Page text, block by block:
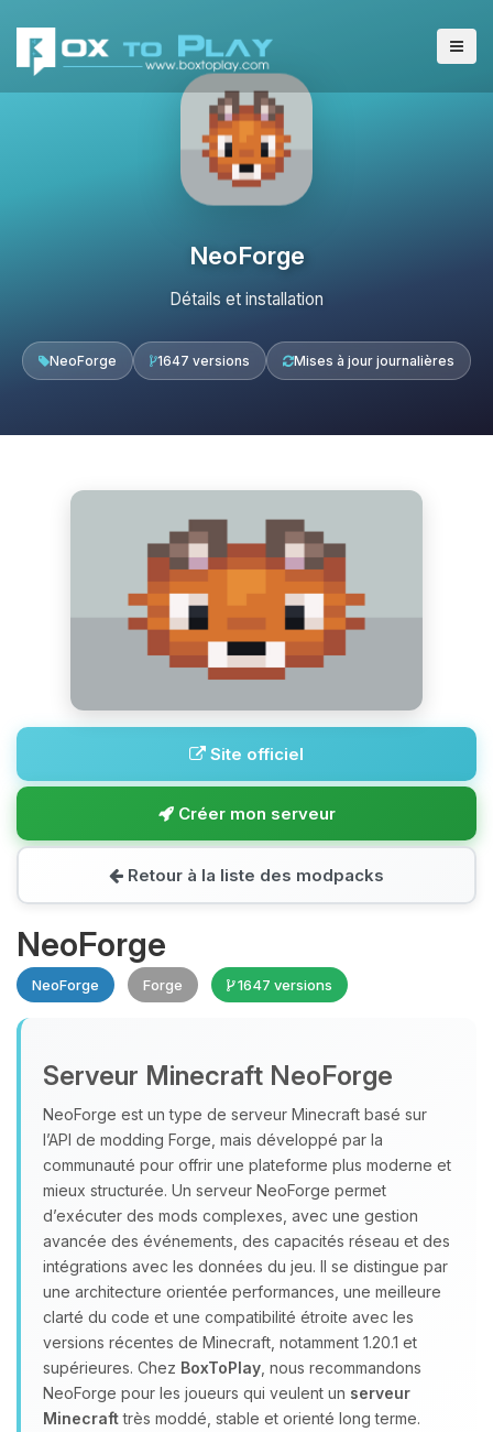
NeoForge
Détails et installation
NeoForge 1647 versions Mises à jour journalières
Site officiel
Créer mon serveur
Retour à la liste des modpacks
NeoForge
NeoForge Forge 1647 versions
Serveur Minecraft NeoForge
NeoForge est un type de serveur Minecraft basé sur
l’API de modding Forge, mais développé par la
communauté pour offrir une plateforme plus moderne et
mieux structurée. Un serveur NeoForge permet
d’exécuter des mods complexes, avec une gestion
avancée des événements, des capacités réseau et des
intégrations avec les données du jeu. Il se distingue par
une architecture orientée performances, une meilleure
clarté du code et une compatibilité étroite avec les
versions récentes de Minecraft, notamment 1.20.1 et
supérieures. Chez BoxToPlay , nous recommandons
NeoForge pour les joueurs qui veulent un serveur
Minecrafttrès moddé, stable et orienté long terme.
Youpi, enfin quelqu’un pour me
parler ! Moi c’est Choupy, ton petit
assistant BoxToPlay. Dis-moi ce dont
tu as besoin et je vais remuer mes
petits circuits pour t’aider.
06/08/2026 à 18:29